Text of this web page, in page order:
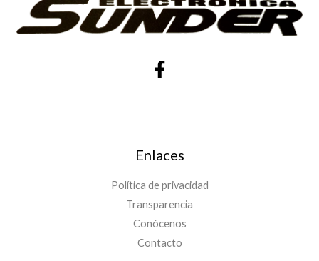
Enlaces
Política de privacidad
Transparencia
Conócenos
Contacto